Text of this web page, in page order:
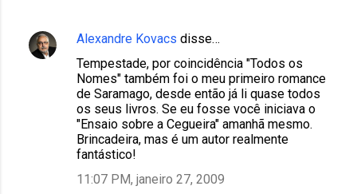
Alexandre Kovacs disse…
Tempestade, por coincidência "Todos os
Nomes" também foi o meu primeiro romance
de Saramago, desde então já li quase todos
os seus livros. Se eu fosse você iniciava o
"Ensaio sobre a Cegueira" amanhã mesmo.
Brincadeira, mas é um autor realmente
fantástico!
11:07 PM, janeiro 27, 2009